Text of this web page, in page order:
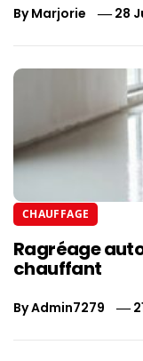
ByMarjorie 28
CHAUFFAGE
Ragréage
chauffant
ByAdmin7279